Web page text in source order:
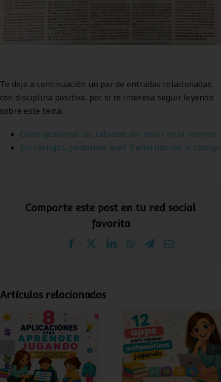
Te dejo a continuación un par de entradas relacionadas
con disciplina positiva, por si te interesa seguir leyendo
sobre este tema:
Cómo gestionar las rabietas sin morir en el intento
Sin castigos, ¿entonces qué? 9 alternativas al castigo
Comparte este post en tu red social
favorita
FacebookLinkedInWhatsApp
Telegram
Correo
Artículos relacionados
8 apps para
aprender jugando
12 apps de
matemáticas para
niños